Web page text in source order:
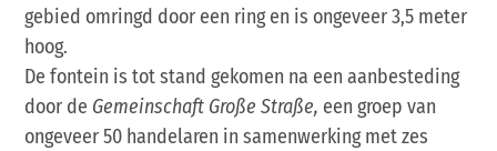
gebied omringd door een ring en is ongeveer 3,5 meter
hoog.
De fontein is tot stand gekomen na een aanbesteding
door de Gemeinschaft Große Straße, een groep van
ongeveer 50 handelaren in samenwerking met zes